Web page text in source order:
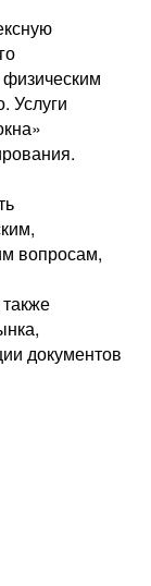
Услуги
вопросам,
документов